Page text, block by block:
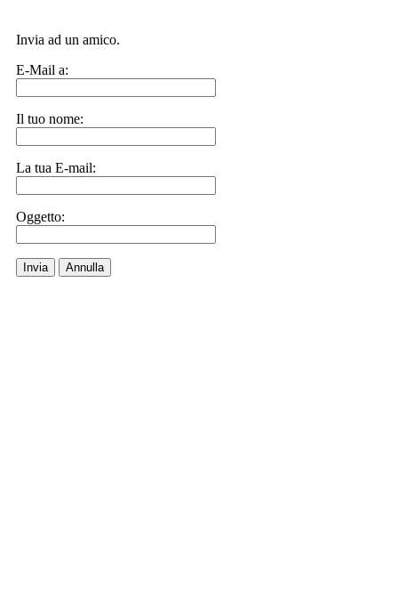
Invia ad un amico.
E-Mail a:
Il tuo nome:
La tua E-mail:
Oggetto:
Invia Annulla